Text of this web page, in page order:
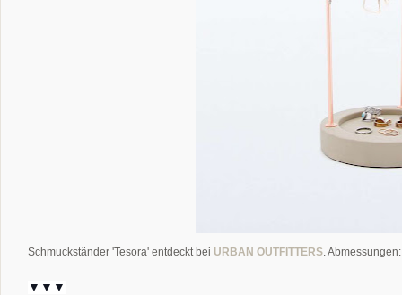
Schmuckständer 'Tesora' entdeckt bei URBAN OUTFITTERS .
▼▼▼